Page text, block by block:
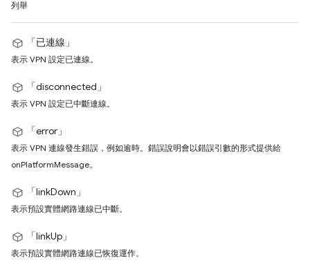
列舉
「已連線」
表示 VPN 設定已連線。
「disconnected」
表示 VPN 設定已中斷連線。
「error」
表示 VPN 連線發生錯誤，例如逾時。錯誤說明會以錯誤引數的形式提供給
onPlatformMessage。
「linkDown」
表示預設實體網路連線已中斷。
「linkUp」
表示預設實體網路連線已恢復運作。